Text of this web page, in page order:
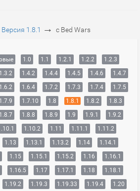
Версия 1.8.1 → с Bed Wars
1.0 1.1 1.2.1 1.2.2
1.2.3
1.3.2 1.4.2 1.4.4 1.4.5 1.4.6
1.4.7
1.6.2 1.6.4 1.7.2 1.7.3 1.7.4
1.7.5
1.7.9 1.7.10 1.8 1.8.1 1.8.2
1.8.3
1.8.7 1.8.8 1.8.9 1.9 1.9.1
1.9.2
1.10.2 1.11 1.11.1
1.11.2
1.13 1.13.1 1.13.2 1.14
1.14.1
1.15 1.15.1 1.15.2 1.16
1.16.1
1.16.5 1.17 1.17.1 1.18
1.18.1
1.19.2 1.19.3 1.19.33 1.19.4
1.20